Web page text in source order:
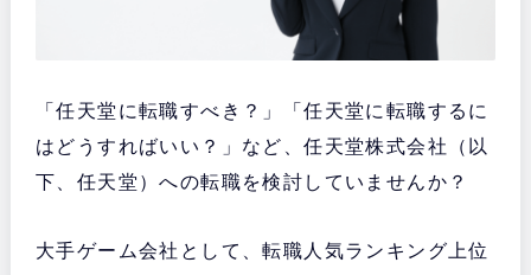
「任天堂に転職すべき？」「任天堂に転職するに
はどうすればいい？」など、任天堂株式会社（以
下、任天堂）への転職を検討していませんか？
大手ゲーム会社として、転職人気ランキング上位